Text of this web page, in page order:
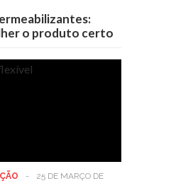
o produto certo
-
25 DE MARÇO DE